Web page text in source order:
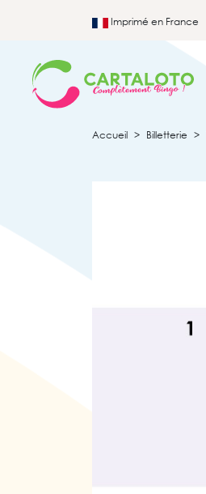
Imprimé en France
Accueil Billetterie